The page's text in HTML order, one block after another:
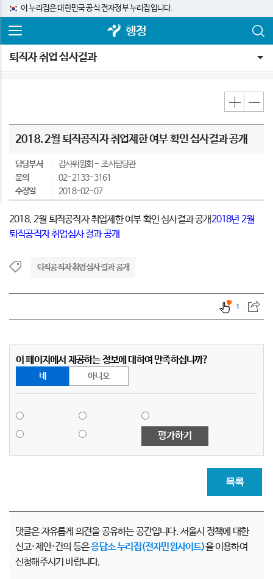
이 누리집은 대한민국 공식 전자정부 누리집입니다.
행정
퇴직자 취업 심사결과
2018. 2월 퇴직공직자 취업제한 여부 확인 심사결과 공개
담당부서 감사위원회
조사담당관
문의
02-2133-3161
수정일
2018-02-07
2018. 2월 퇴직공직자 취업제한 여부 확인 심사결과 공개2018년 2월
퇴직공직자 취업심사 결과 공개
퇴직공직자 취업심사 결과 공개
1
이 페이지에서 제공하는 정보에 대하여 만족하십니까?
네 아니오
평가하기
목록
댓글은 자유롭게 의견을 공유하는 공간입니다. 서울시 정책에 대한
신고·제안·건의 등은응답소 누리집(전자민원사이트)을 이용하여
신청해주시기 바랍니다.